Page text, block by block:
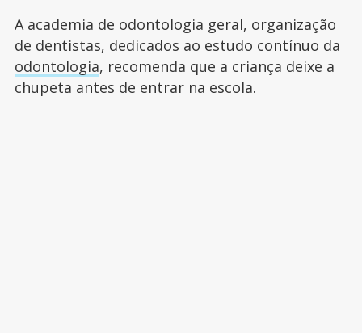
A academia de odontologia geral, organização
de dentistas, dedicados ao estudo contínuo da
odontologia, recomenda que a criança deixe a
chupeta antes de entrar na escola.